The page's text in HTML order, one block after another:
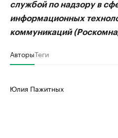
службой по надзору в
информационных
коммуникаций
АвторыТеги
Юлия Пажитных